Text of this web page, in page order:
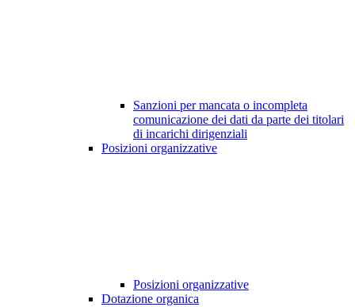
Sanzioni per mancata o incompleta
comunicazione dei dati da parte dei titolari
di incarichi dirigenziali
Posizioni organizzative
Posizioni organizzative
Dotazione organica